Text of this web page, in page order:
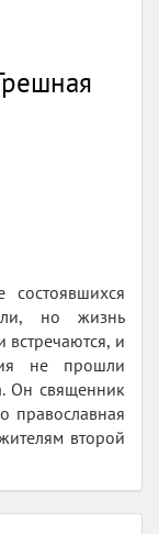
но жизнь
встречаются, и
не прошли
Он священник
православная
второй